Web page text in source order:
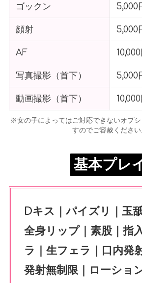
ゴックン 5,000
顔射 5,000
AF
写真撮影（首下） 5,000
動画撮影（首下）
※女の子によってはご対応できないオプ
すのでご容赦ください
基本プレ
Dキス｜パイズリ｜玉舐
全身リップ｜素股｜指
ラ｜生フェラ｜口内発
発射無制限｜ローショ